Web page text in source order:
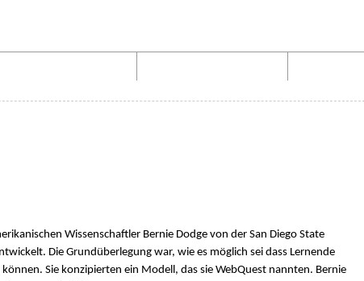
Wissenschaftler Bernie Dodge von der San Diego State
Die Grundüberlegung war, wie es möglich sei dass Lernende
Sie konzipierten ein Modell, das sie WebQuest nannten. Bernie